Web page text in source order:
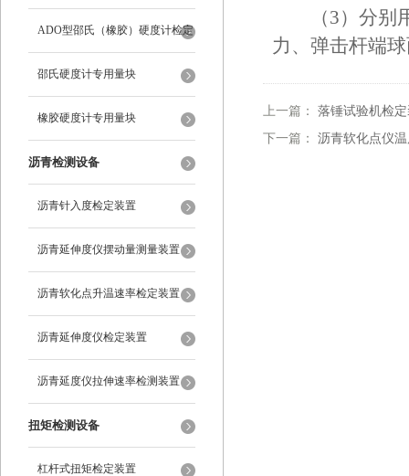
装置
ADO型邵氏（橡胶）硬度计检定
装置
邵氏硬度计专用量块
橡胶硬度计专用量块
沥青检测设备
沥青针入度检定装置
沥青延伸度仪摆动量测量装置
沥青软化点升温速率检定装置
沥青延伸度仪检定装置
沥青延度仪拉伸速率检测装置
扭矩检测设备
杠杆式扭矩检定装置
（3）分别用
力、弹击杆端
上一篇： 落锤试验机检
下一篇： 沥青软化点仪